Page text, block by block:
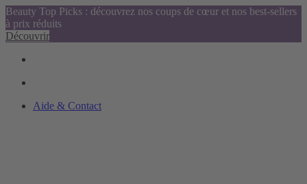
Beauty Top Picks : découvrez nos coups de cœur et nos best-sellers
à prix réduits
Découvrir
Aide & Contact